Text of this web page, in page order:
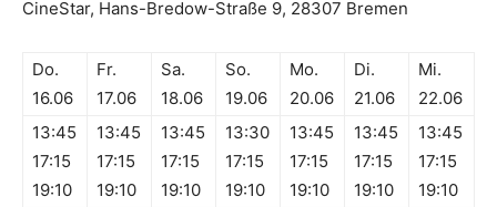
CineStar, Hans-Bredow-Straße 9, 28307 Bremen
Do.
16.06
Fr.
17.06
Sa.
18.06
So.
19.06
Mo.
20.06
Di.
21.06
Mi.
22.06
13:45
17:15
19:10
13:45
17:15
19:10
13:45
17:15
19:10
13:30
17:15
19:10
13:45
17:15
19:10
13:45
17:15
19:10
13:45
17:15
19:10